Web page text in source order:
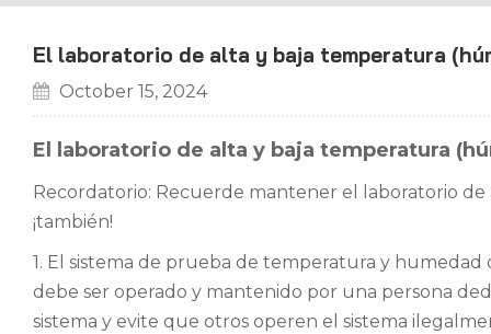
El laboratorio de alta y baja temperatura
October 15, 2024
El laboratorio de alta y baja temperatura
Recordatorio: Recuerde mantener el
laboratorio
¡también!
1. El sistema de prueba de temperatura y
debe ser operado y mantenido por una persona
sistema y evite que otros operen el sistema